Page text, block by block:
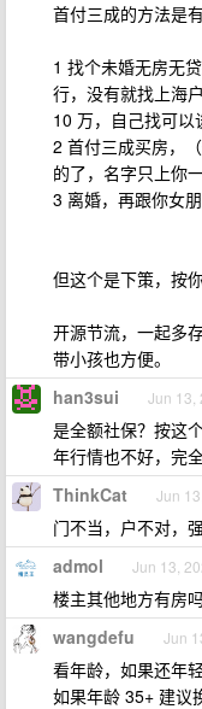
首付三成的方法是
1 找个未婚无房无
行，没有就找上海
10 万，自己找可以
2 首付三成买房，
的了，名字只上你
3 离婚，再跟你女
但这个是下策，按
开源节流，一起多
带小孩也方便。
han3sui Jun 13,
是全额社保？按这
年行情也不好，完
ThinkCat Jun
门不当，户不对，
admol Jun 13,
楼主其他地方有房吗
wangdefu Jun
看年龄，如果还年
如果年龄 35+ 建议